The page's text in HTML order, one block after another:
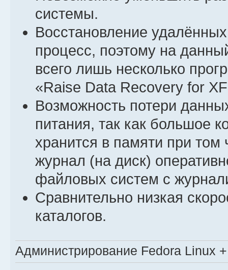
системы.
Восстановление
процесс, поэтому на
всего лишь несколько
«Raise Data Recovery for
Возможность потери
питания, так как большое
хранится в памяти при
журнал (на диск)
файловых систем с
Сравнительно низкая
каталогов.
Администрирование Fedora Linux